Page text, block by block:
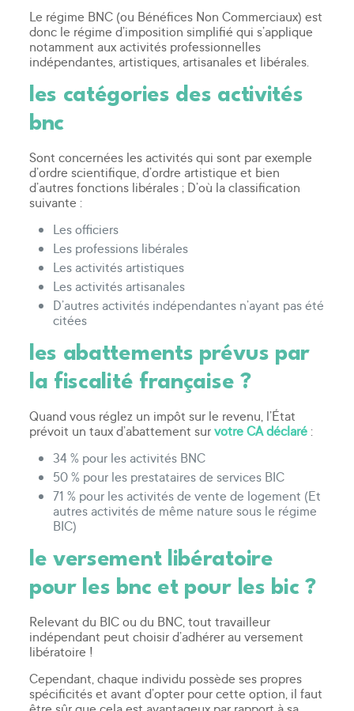
Le régime BNC (ou Bénéfices Non Commerciaux) est
donc le régime d’imposition simplifié qui s’applique
notamment aux activités professionnelles
indépendantes, artistiques, artisanales et libérales.
les catégories des activités
bnc
Sont concernées les activités qui sont par exemple
d’ordre scientifique, d’ordre artistique et bien
d’autres fonctions libérales ; D’où la classification
suivante :
Les officiers
Les professions libérales
Les activités artistiques
Les activités artisanales
D’autres activités indépendantes n’ayant pas été
citées
les abattements prévus par
la fiscalité française ?
Quand vous réglez un impôt sur le revenu, l’État
prévoit un taux d’abattement survotre CA déclaré:
34 % pour les activités BNC
50 % pour les prestataires de services BIC
71 % pour les activités de vente de logement (Et
autres activités de même nature sous le régime
BIC)
le versement libératoire
pour les bnc et pour les bic ?
Relevant du BIC ou du BNC, tout travailleur
indépendant peut choisir d’adhérer au versement
libératoire !
Cependant, chaque individu possède ses propres
spécificités et avant d’opter pour cette option, il faut